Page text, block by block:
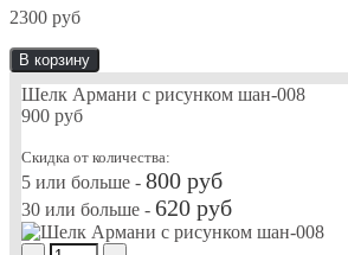
2300 руб
В корзину
Шелк Армани с рисунком шан-008
900 руб
Скидка от количества:
5 или больше - 800 руб
30 или больше - 620 руб